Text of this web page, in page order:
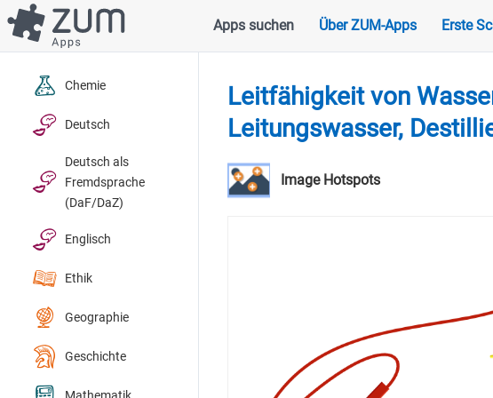
Direkt
zum
Inhalt
Hauptnavigation
Apps suchen Über ZUM-Apps Erste
Chemie
Deutsch
Deutsch als
Fremdsprache
(DaF/DaZ)
Englisch
Ethik
Geographie
Geschichte
Leitfähigkeit von
Leitungswasser,
Image Hotspots